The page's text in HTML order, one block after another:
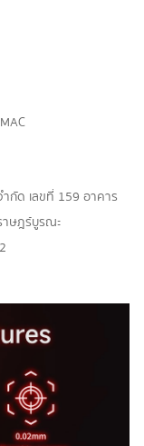
กัด เลขที่ 159 อาคาร
าษฎร์บูรณะ